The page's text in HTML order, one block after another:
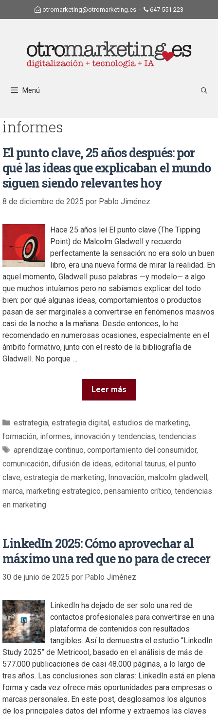
otromarketing@otromarketing.es · 647 551 223
Menú
informes
El punto clave, 25 años después: por
qué las ideas que explicaban el mundo
siguen siendo relevantes hoy
8 de diciembre de 2025 por Pablo Jiménez
Hace 25 años leí El punto clave (The Tipping
Point) de Malcolm Gladwell y recuerdo
perfectamente la sensación: no era solo un buen
libro, era una nueva forma de mirar la realidad. En
aquel momento, Gladwell puso palabras —y modelo— a algo
que muchos intuíamos pero no sabíamos explicar del todo
bien: por qué algunas ideas, comportamientos o productos
pasan de ser marginales a convertirse en fenómenos masivos
casi de la noche a la mañana. Desde entonces, lo he
recomendado en numerosas ocasiones, especialmente en el
ámbito formativo, junto con el resto de la bibliografía de
Gladwell. No porque …
Leer más
estrategia, estrategia digital, estudios de marketing,
formación, informes, innovación y tendencias, tendencias
aprendizaje continuo, comportamiento del consumidor,
comunicación, difusión de ideas, editorial taurus, el punto
clave, estrategia de marketing, Innovación, malcolm gladwell,
marca, marketing estrategico, pensamiento crítico, tendencias
en marketing
LinkedIn 2025: Cómo aprovechar al
máximo una red que no para de crecer
30 de junio de 2025 por Pablo Jiménez
LinkedIn ha dejado de ser solo una red de
contactos profesionales para convertirse en una
plataforma de contenidos con resultados
tangibles. Así lo demuestra el estudio “LinkedIn
Study 2025” de Metricool, basado en el análisis de más de
577.000 publicaciones de casi 48.000 páginas, a lo largo de
tres años. Las conclusiones son claras: LinkedIn está en plena
forma y cada vez ofrece más oportunidades para empresas o
marcas personales. En este post, desglosamos los algunos
de los principales datos del informe y extraemos las claves